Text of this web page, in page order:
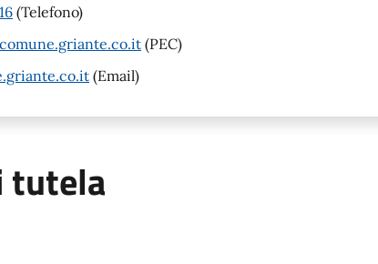
(Telefono)
(PEC)
(Email)
tutela